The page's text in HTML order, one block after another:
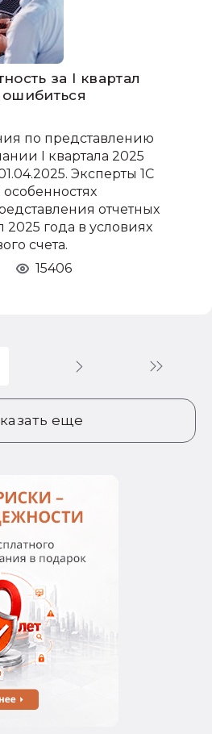
за I квартал
по представлению
I квартала 2025
Эксперты 1С
отчетных
2025 года в условиях
счета.
15406
еще